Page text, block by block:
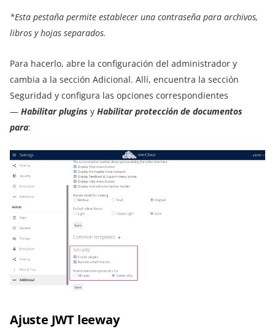
*Esta pestaña permite establecer una contraseña para archivos,
libros y hojas separados.
Para hacerlo, abre la configuración del administrador y
cambia a la sección Adicional. Allí, encuentra la sección
Seguridad y configura las opciones correspondientes
— Habilitar plugins y Habilitar protección de documentos
para:
Ajuste JWT leeway